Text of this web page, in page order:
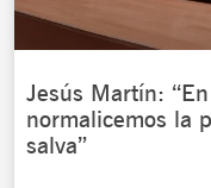
Jesús Martín:
normalicemos la
salva”